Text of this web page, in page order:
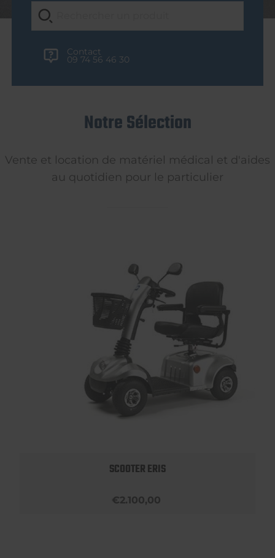
Contact
09 74 56 46 30
Notre Sélection
Vente et location de matériel médical et d'aides
au quotidien pour le particulier
SCOOTER ERIS
€2.100,00